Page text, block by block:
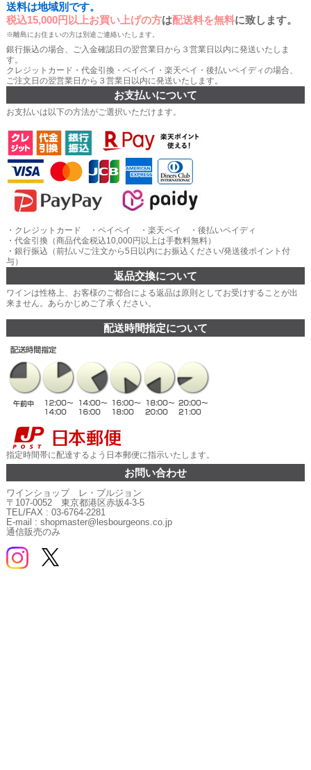
送料は地域別です。
税込15,000円以上お買い上げの方は配送料を無料に致します。
※離島にお住まいの方は別途ご連絡いたします。
銀行振込の場合、ご入金確認日の翌営業日から３営業日以内に発送いたしま
す。
クレジットカード・代金引換・ペイペイ・楽天ペイ・後払いペイディの場合、
ご注文日の翌営業日から３営業日以内に発送いたします。
お支払いについて
お支払いは以下の方法がご選択いただけます。
・クレジットカード ・ペイペイ ・楽天ペイ ・後払いペイディ
・代金引換（商品代金税込10,000円以上は手数料無料）
・銀行振込（前払い/ご注文から5日以内にお振込ください/発送後ポイント付
与）
返品交換について
ワインは性格上、お客様のご都合による返品は原則としてお受けすることが出
来ません。あらかじめご了承ください。
配送時間指定について
指定時間帯に配達するよう日本郵便に指示いたします。
お問い合わせ
ワインショップ レ・ブルジョン
〒107-0052 東京都港区赤坂4-3-5
TEL/FAX : 03-6764-2281
E-mail : shopmaster@lesbourgeons.co.jp
通信販売のみ